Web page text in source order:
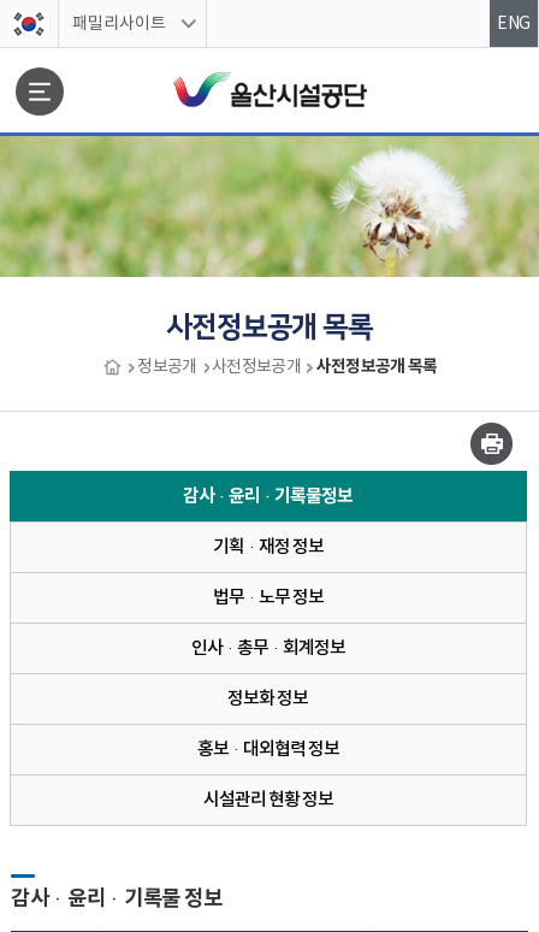
스킵네비게이션
패밀리사이트 ENG
사전정보공개 목록
정보공개 사전정보공개 사전정보공개 목록
사전정보공개 목록 시작감사·윤리·기록물정보
기획·재정 정보
법무·노무 정보
인사·총무·회계정보
정보화 정보
홍보·대외협력 정보
시설관리 현황 정보
감사·윤리·기록물 정보